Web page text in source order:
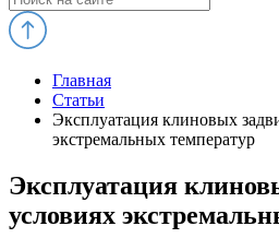
Главная
Статьи
Эксплуатация клиновых
экстремальных температур
Эксплуатация
условиях